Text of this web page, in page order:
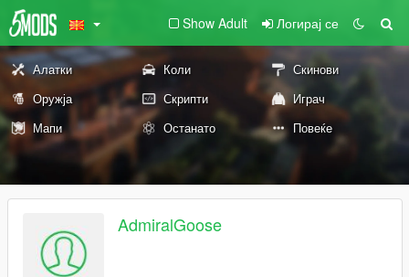
Show Adult Логирај се
Алатки Коли
Скинови
Оружја
Скрипти
Играч
Мапи
Останато Повеќе
AdmiralGoose